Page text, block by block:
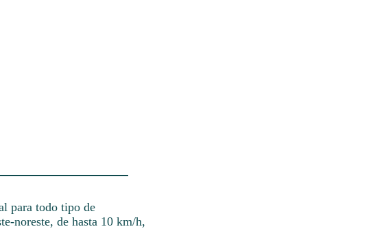
para todo tipo de
noreste, de hasta 10 km/h,